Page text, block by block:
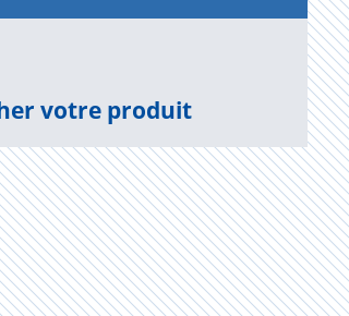
votre pro­duit